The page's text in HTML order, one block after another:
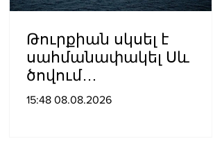
Թուրքիան սկսել է
սահմանափակել Սև
ծովում
նավագնացությունը
15:48 08.08.2026